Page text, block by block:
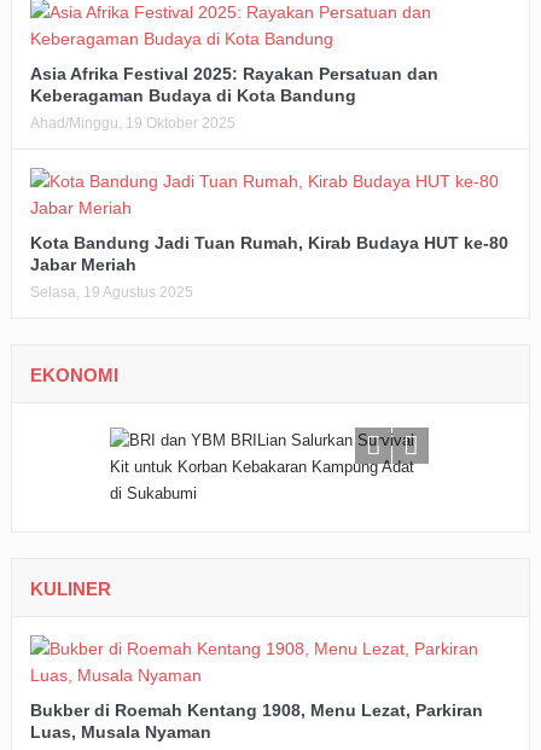
Asia Afrika Festival 2025: Rayakan Persatuan dan
Keberagaman Budaya di Kota Bandung
Ahad/Minggu, 19 Oktober 2025
Kota Bandung Jadi Tuan Rumah, Kirab Budaya HUT ke-80
Jabar Meriah
Selasa, 19 Agustus 2025
EKONOMI
KULINER
Bukber di Roemah Kentang 1908, Menu Lezat, Parkiran
Luas, Musala Nyaman